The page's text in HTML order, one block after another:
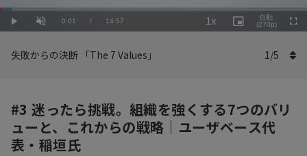
Play UnmuteCurrent
0:01 / Duration
14:57
Loaded:
4.02%
1x
Rate
Picture-
in-
自動
(270p)
失敗からの決断 「The 7 Values」 1/5
#3 迷ったら挑戦。組織を強くする7つのバリ
ューと、これからの戦略｜ユーザベース代
表・稲垣氏